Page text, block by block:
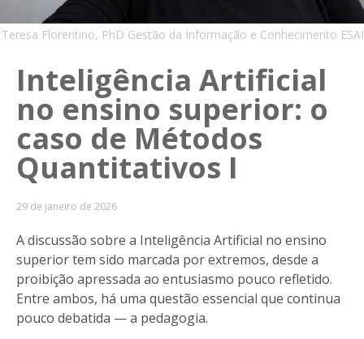
Teresa Florentino, PhD Gestão da Informação e Conhecimento ESAI
Inteligência Artificial
no ensino superior: o
caso de Métodos
Quantitativos I
29 de janeiro de 2026
A discussão sobre a Inteligência Artificial no ensino
superior tem sido marcada por extremos, desde a
proibição apressada ao entusiasmo pouco refletido.
Entre ambos, há uma questão essencial que continua
pouco debatida — a pedagogia.